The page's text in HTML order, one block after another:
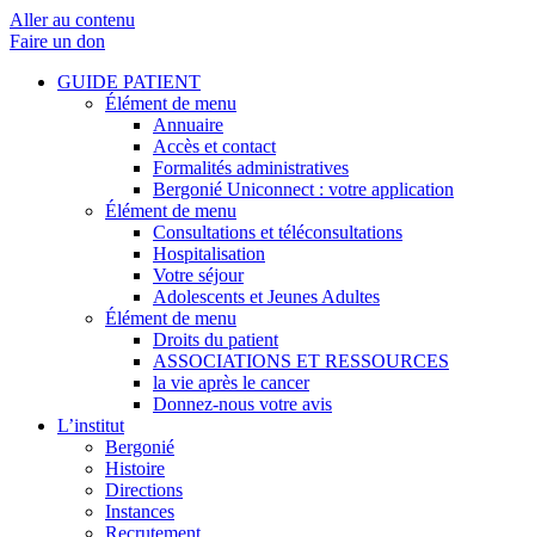
Aller au contenu
Faire un don
GUIDE PATIENT
Élément de menu
Annuaire
Accès et contact
Formalités administratives
Bergonié Uniconnect : votre application
Élément de menu
Consultations et téléconsultations
Hospitalisation
Votre séjour
Adolescents et Jeunes Adultes
Élément de menu
Droits du patient
ASSOCIATIONS ET RESSOURCES
la vie après le cancer
Donnez-nous votre avis
L’institut
Bergonié
Histoire
Directions
Instances
Recrutement